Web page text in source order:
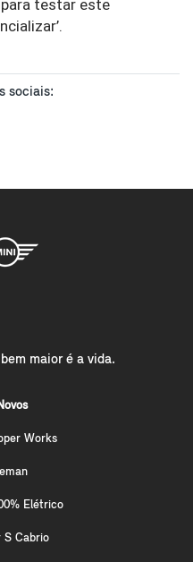
testar este
sociais:
maior é a vida.
Works
Elétrico
S Cabrio